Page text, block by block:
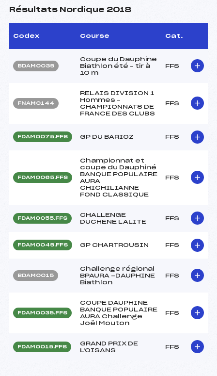
Résultats Nordique 2018
Codex Course Cat.
BDAM0035
Coupe du Dauphine
Biathlon été – tir à
10 m
FFS
FNAM0144
RELAIS DIVISION 1
Hommes –
CHAMPIONNATS DE
FRANCE DES CLUBS
FFS
FDAM0075.FFS GP DU BARIOZ FFS
FDAM0065.FFS
Championnat et
coupe du Dauphiné
BANQUE POPULAIRE
AURA
CHICHILIANNE
FOND CLASSIQUE
FFS
FDAM0055.FFS
CHALLENGE
DUCHENE LALITE
FFS
FDAM0045.FFS GP CHARTROUSIN FFS
BDAM0015
Challenge régional
BPAURA -DAUPHINE
Biathlon
FFS
FDAM0035.FFS
COUPE DAUPHINE
BANQUE POPULAIRE
AURA Challenge
Joël Mouton
FFS
FDAM0015.FFS
GRAND PRIX DE
L'OISANS
FFS